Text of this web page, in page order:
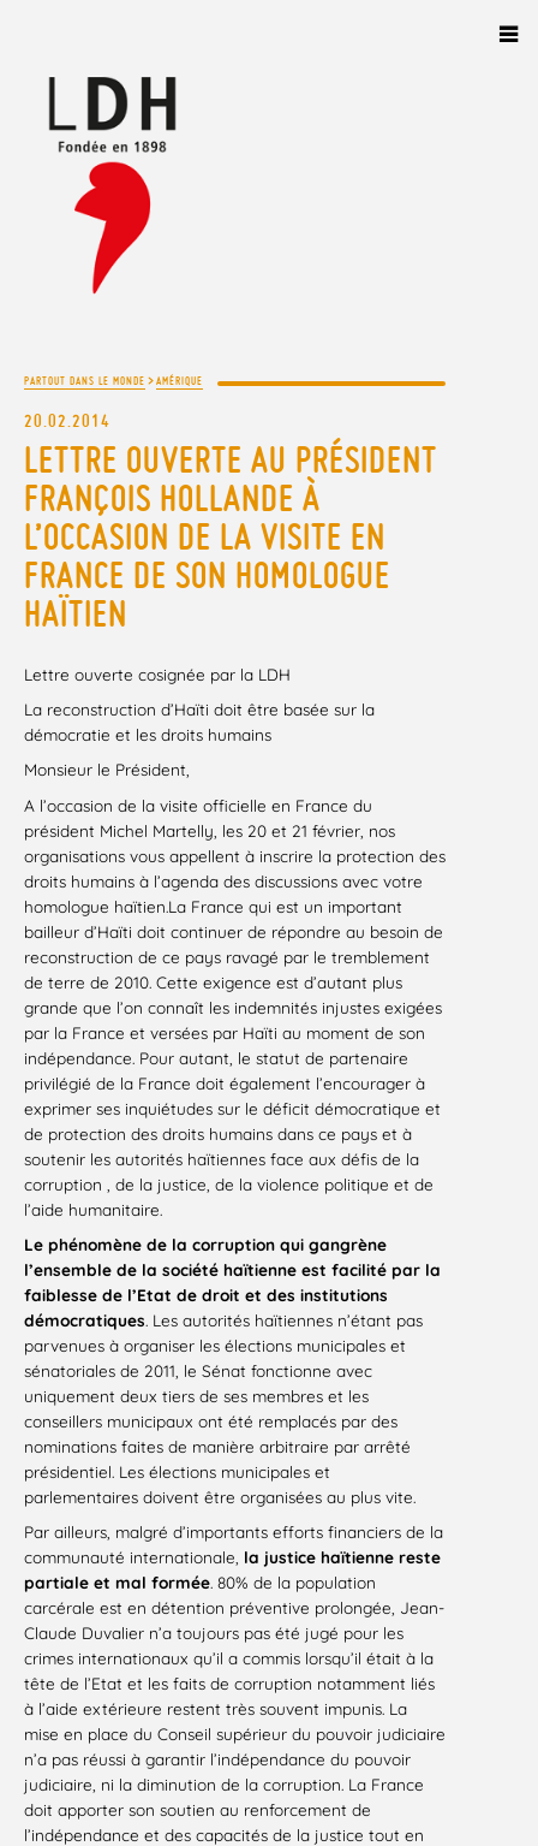
PARTOUT DANS LE MONDE >AMÉRIQUE
20.02.2014
LETTRE OUVERTE AU PRÉSIDENT
FRANÇOIS HOLLANDE À
L’OCCASION DE LA VISITE EN
FRANCE DE SON HOMOLOGUE
HAÏTIEN
Lettre ouverte cosignée par la LDH
La reconstruction d’Haïti doit être basée sur la
démocratie et les droits humains
Monsieur le Président,
A l’occasion de la visite officielle en France du
président Michel Martelly, les 20 et 21 février, nos
organisations vous appellent à inscrire la protection des
droits humains à l’agenda des discussions avec votre
homologue haïtien.La France qui est un important
bailleur d’Haïti doit continuer de répondre au besoin de
reconstruction de ce pays ravagé par le tremblement
de terre de 2010. Cette exigence est d’autant plus
grande que l’on connaît les indemnités injustes exigées
par la France et versées par Haïti au moment de son
indépendance. Pour autant, le statut de partenaire
privilégié de la France doit également l’encourager à
exprimer ses inquiétudes sur le déficit démocratique et
de protection des droits humains dans ce pays et à
soutenir les autorités haïtiennes face aux défis de la
corruption , de la justice, de la violence politique et de
l’aide humanitaire.
Le phénomène de la corruption qui gangrène
l’ensemble de la société haïtienne est facilité par la
faiblesse de l’Etat de droit et des institutions
démocratiques. Les autorités haïtiennes n’étant pas
parvenues à organiser les élections municipales et
sénatoriales de 2011, le Sénat fonctionne avec
uniquement deux tiers de ses membres et les
conseillers municipaux ont été remplacés par des
nominations faites de manière arbitraire par arrêté
présidentiel. Les élections municipales et
parlementaires doivent être organisées au plus vite.
Par ailleurs, malgré d’importants efforts financiers de la
communauté internationale, la justice haïtienne reste
partiale et mal formée. 80% de la population
carcérale est en détention préventive prolongée, Jean-
Claude Duvalier n’a toujours pas été jugé pour les
crimes internationaux qu’il a commis lorsqu’il était à la
tête de l’Etat et les faits de corruption notamment liés
à l’aide extérieure restent très souvent impunis. La
mise en place du Conseil supérieur du pouvoir judiciaire
n’a pas réussi à garantir l’indépendance du pouvoir
judiciaire, ni la diminution de la corruption. La France
doit apporter son soutien au renforcement de
l’indépendance et des capacités de la justice tout en